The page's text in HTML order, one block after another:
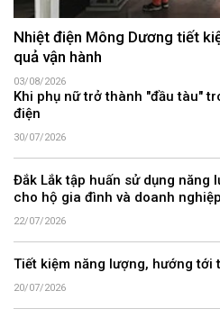
Nhiệt điện Mông Dương tiết
quả vận hành
03/08/2026
Khi phụ nữ trở thành "đầu tàu"
điện
30/07/2026
Đắk Lắk tập huấn sử dụng năng
cho hộ gia đình và doanh nghiệp
22/07/2026
Tiết kiệm năng lượng, hướng tới
20/07/2026